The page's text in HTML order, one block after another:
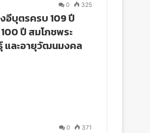
0 325
อีบุตรครบ 109 ปี
ปี สมโภชพระ
และอายุวัฒนมงคล
0 371